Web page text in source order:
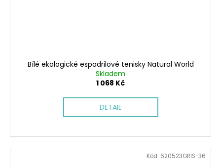
Bílé ekologické espadrilové tenisky Natural World
Skladem
1 068 Kč
DETAIL
Kód: 620523GRIS-36